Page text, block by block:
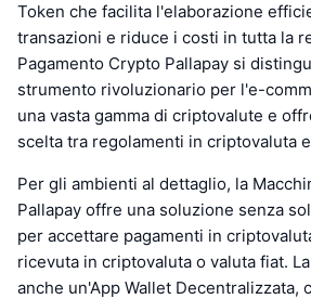
Token che facilita l'elaborazione
transazioni e riduce i costi in tutta la
Pagamento Crypto Pallapay si
strumento rivoluzionario per l'e-
una vasta gamma di criptovalute e
scelta tra regolamenti in criptovaluta
Per gli ambienti al dettaglio, la
Pallapay offre una soluzione senza
per accettare pagamenti in
ricevuta in criptovaluta o valuta fiat.
anche un'App Wallet Decentralizzata,